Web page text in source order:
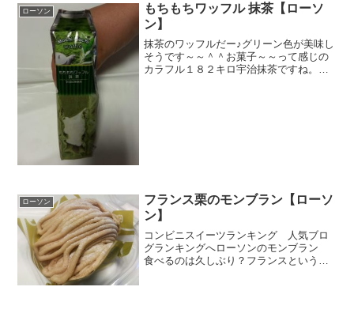
にこれでもかぁ～...
ローソン
もちもちワッフル 抹茶【ローソ
ン】
抹茶のワッフルだー♪グリーン色が美味し
そうです～～＾＾お菓子～～って感じの
カラフル１８２キロ宇治抹茶ですね。伊
ローソン
フランス栗のモンブラン【ローソ
ン】
コンビニスイーツランキング 人気ブロ
グランキングへローソンのモンブラン
食べるのは久しぶり？フランスというと